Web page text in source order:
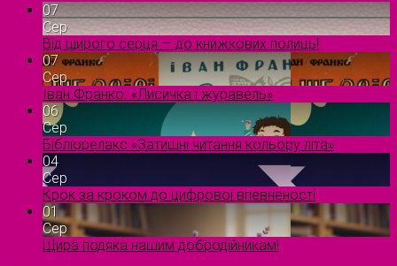
07
Сер
Від щирого серця — до книжкових полиць!
07
Сер
Іван Франко. «Лисичка і журавель»
06
Сер
Бібліорелакс «Затишні читання кольору літа»
04
Сер
Крок за кроком до цифрової впевненості
01
Сер
Щира подяка нашим добродійникам!